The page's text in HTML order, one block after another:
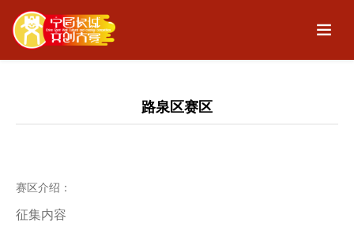
路泉区赛区
赛区介绍：
征集内容